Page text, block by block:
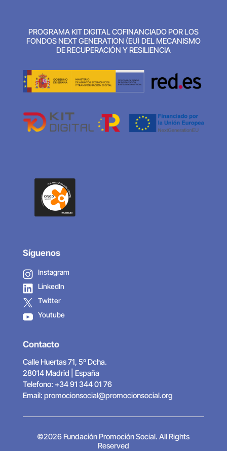
PROGRAMA KIT DIGITAL COFINANCIADO POR LOS
FONDOS NEXT GENERATION (EU) DEL MECANISMO
DE RECUPERACIÓN Y RESILIENCIA
Síguenos
Instagram
LinkedIn
Twitter
Youtube
Contacto
Calle Huertas 71, 5º Dcha.
28014 Madrid | España
Telefono: +34 91 344 01 76
Email: promocionsocial@promocionsocial.org
©2026 Fundación Promoción Social. All Rights
Reserved